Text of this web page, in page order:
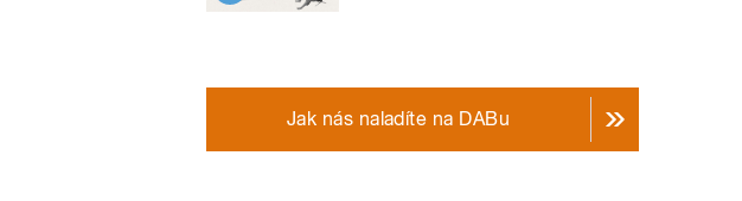
Jak nás naladíte na DABu